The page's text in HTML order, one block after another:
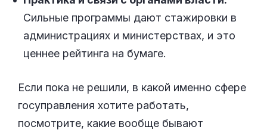
Сильные программы дают стажировки в
администрациях и министерствах, и это
ценнее рейтинга на бумаге.
Если пока не решили, в какой именно сфере
госуправления хотите работать,
посмотрите, какие вообще бывают